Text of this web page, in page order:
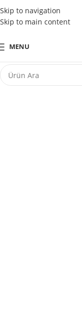
Skip to navigation
Skip to main content
Tüm Kredi
MENU